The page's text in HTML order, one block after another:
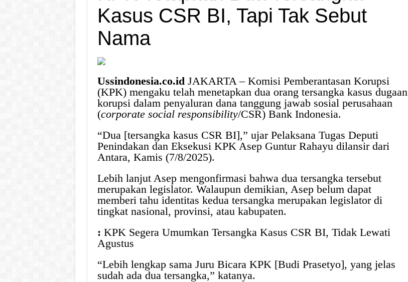
Kasus CSR BI, Tapi Tak Sebut
Nama
Ussindonesia.co.id JAKARTA – Komisi Pemberantasan Korupsi
(KPK) mengaku telah menetapkan dua orang tersangka kasus dugaan
korupsi dalam penyaluran dana tanggung jawab sosial perusahaan
(corporate social responsibility/CSR) Bank Indonesia.
“Dua [tersangka kasus CSR BI],” ujar Pelaksana Tugas Deputi
Penindakan dan Eksekusi KPK Asep Guntur Rahayu dilansir dari
Antara, Kamis (7/8/2025).
Lebih lanjut Asep mengonfirmasi bahwa dua tersangka tersebut
merupakan legislator. Walaupun demikian, Asep belum dapat
memberi tahu identitas kedua tersangka merupakan legislator di
tingkat nasional, provinsi, atau kabupaten.
: KPK Segera Umumkan Tersangka Kasus CSR BI, Tidak Lewati
Agustus
“Lebih lengkap sama Juru Bicara KPK [Budi Prasetyo], yang jelas
sudah ada dua tersangka,” katanya.